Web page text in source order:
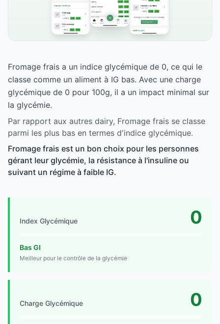
Fromage frais a un indice glycémique de 0, ce qui le
classe comme un aliment à IG bas. Avec une charge
glycémique de 0 pour 100g, il a un impact minimal sur
la glycémie.
Par rapport aux autres dairy, Fromage frais se classe
parmi les plus bas en termes d'indice glycémique.
Fromage frais est un bon choix pour les personnes
gérant leur glycémie, la résistance à l'insuline ou
suivant un régime à faible IG.
Index Glycémique 0
Bas GI
Meilleur pour le contrôle de la glycémie
Charge Glycémique 0